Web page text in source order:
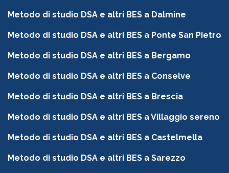
Metodo di studio DSA e altri BES a Dalmine
Metodo di studio DSA e altri BES a Ponte San Pietro
Metodo di studio DSA e altri BES a Bergamo
Metodo di studio DSA e altri BES a Conselve
Metodo di studio DSA e altri BES a Brescia
Metodo di studio DSA e altri BES a Villaggio sereno
Metodo di studio DSA e altri BES a Castelmella
Metodo di studio DSA e altri BES a Sarezzo